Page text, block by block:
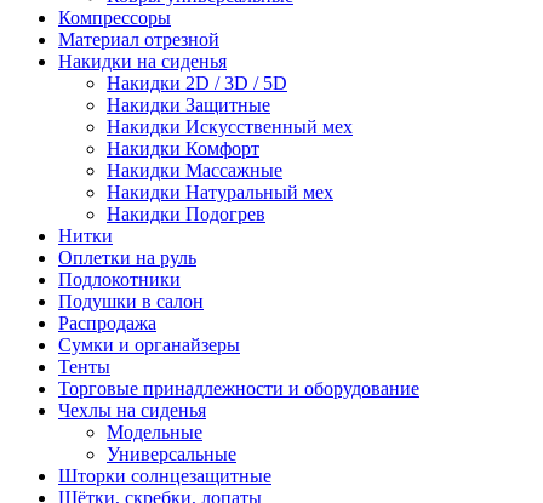
Компрессоры
Материал отрезной
Накидки на сиденья
Накидки 2D / 3D / 5D
Накидки Защитные
Накидки Искусственный мех
Накидки Комфорт
Накидки Массажные
Накидки Натуральный мех
Накидки Подогрев
Нитки
Оплетки на руль
Подлокотники
Подушки в салон
Распродажа
Сумки и органайзеры
Тенты
Торговые принадлежности и оборудование
Чехлы на сиденья
Модельные
Универсальные
Шторки солнцезащитные
Щётки, скребки, лопаты